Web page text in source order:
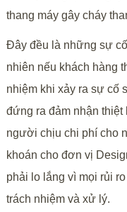
thang máy gây cháy
Đây đều là những sự
nhiên nếu khách hàng
nhiệm khi xảy ra sự cố
đứng ra đảm nhận thiệt
người chịu chi phí cho
khoán cho đơn vị
phải lo lắng vì mọi rủi
trách nhiệm và xử lý.